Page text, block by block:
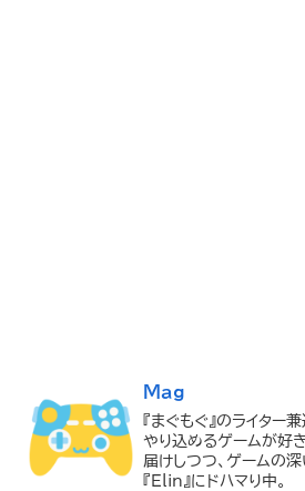
Mag
『まぐもぐ』のライター
やり込めるゲームが好
届けしつつ、ゲームの
『Elin』にドハマり中。